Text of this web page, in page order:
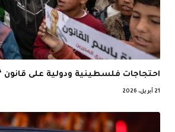
احتجاجات فلسطينية ودولية على قانون
21 أبريل، 2026